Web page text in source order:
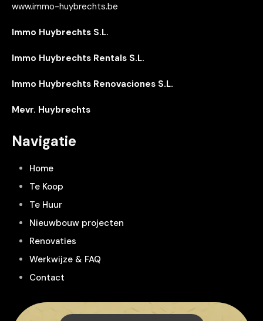
www.immo-huybrechts.be
Immo Huybrechts S.L.
Immo Huybrechts Rentals S.L.
Immo Huybrechts Renovaciones S.L.
Mevr. Huybrechts
Navigatie
Home
Te Koop
Te Huur
Nieuwbouw projecten
Renovaties
Werkwijze & FAQ
Contact